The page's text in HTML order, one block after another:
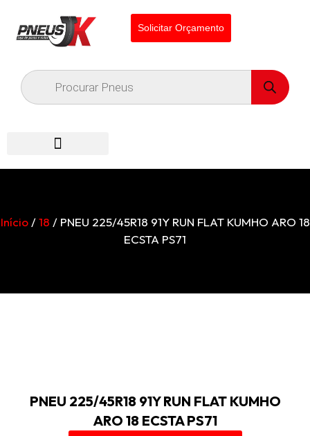
Solicitar Orçamento
Início/18 / PNEU 225/45R18 91Y RUN FLAT KUMHO ARO 18
ECSTA PS71
PNEU 225/45R18 91Y RUN FLAT KUMHO
ARO 18 ECSTA PS71